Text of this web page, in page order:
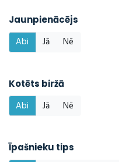
Jaunpienācējs
Abi Jā Nē
Kotēts biržā
Abi Jā Nē
Īpašnieku tips